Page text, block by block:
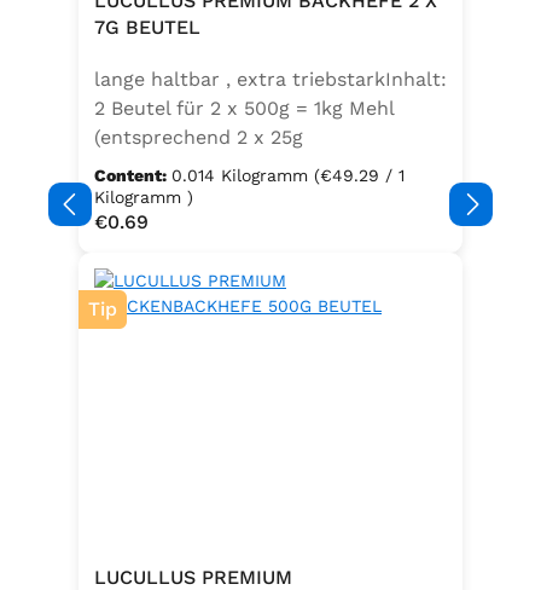
Speisefettsäuren, Folsäure,
Sellerie enthalten.
7G BEUTEL
lange haltbar , extra triebstarkInhalt:
2 Beutel für 2 x 500g = 1kg Mehl
(entsprechend 2 x 25g
Frischhefe)Zutaten: Trockenbackhefe
, Emulgator E491 (Unter
Schutzatmosphäre verpackt)
Content: 0.014 Kilogramm (€49.29 / 1
Kilogramm )
Regular price:
€0.69
Tip
LUCULLUS PREMIUM